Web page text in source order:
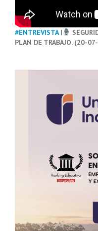
#ENTREVISTA|
PLAN DE TRABAJO. (20-